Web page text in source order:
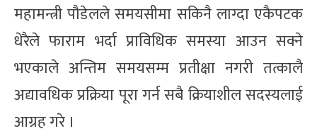
महामन्त्री पौडेलले समयसीमा सकिनै लाग्दा एकैपटक
धेरैले फाराम भर्दा प्राविधिक समस्या आउन सक्ने
भएकाले अन्तिम समयसम्म प्रतीक्षा नगरी तत्कालै
अद्यावधिक प्रक्रिया पूरा गर्न सबै क्रियाशील सदस्यलाई
आग्रह गरे ।